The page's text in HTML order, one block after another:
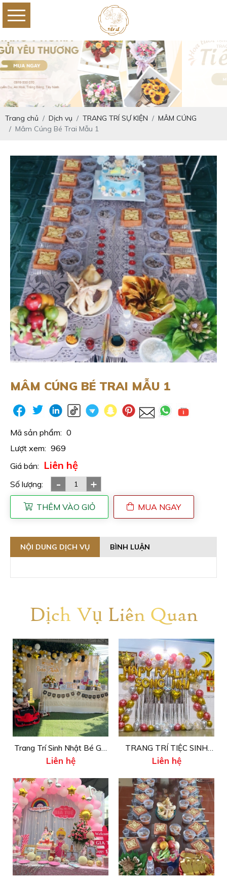
Trang chủ Dịch vụ TRANG TRÍ SỰ KIỆN
MÂM CÚNG
Mâm Cúng Bé Trai Mẫu 1
MÂM CÚNG BÉ TRAI MẪU 1
Mã sản phẩm: 0
Lượt xem: 969
Giá bán: Liên hệ
Số lượng: - +
THÊM VÀO GIỎ MUA NGAY
NỘI DUNG DỊCH VỤ BÌNH LUẬN
Dịch Vụ Liên Quan
Trang Trí Sinh Nhật Bé Gái
Mẫu 1
Liên hệ
TRANG TRÍ TIỆC SINH
NHẬT CHO BÉ SONG NHI
Liên hệ